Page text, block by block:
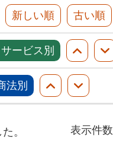
新しい順 古い順
ービス別
法別
。 表示件数